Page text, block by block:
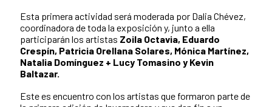
Esta primera actividad será moderada por Dalia Chévez,
coordinadora de toda la exposición y, junto a ella
participarán los artistas Zoila Octavia, Eduardo
Crespín, Patricia Orellana Solares, Mónica Martínez,
Natalia Domínguez + Lucy Tomasino y Kevin
Baltazar.
Este es encuentro con los artistas que formaron parte de